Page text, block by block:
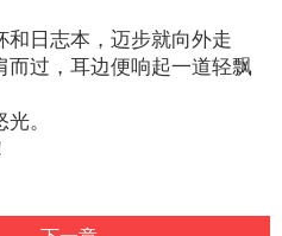
日志本，迈步就向外走
而过，耳边便响起一道轻飘
。